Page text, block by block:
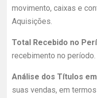
movimento, caixas e
Aquisições.
Total Recebido no
recebimento no período.
Análise dos Títulos
suas vendas, em